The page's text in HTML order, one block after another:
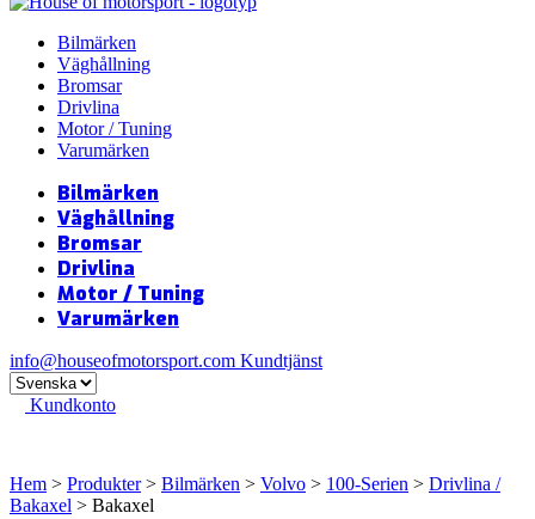
Bilmärken
Väghållning
Bromsar
Drivlina
Motor / Tuning
Varumärken
Bilmärken
Väghållning
Bromsar
Drivlina
Motor / Tuning
Varumärken
info@houseofmotorsport.com Kundtjänst
Kundkonto
Hem > Produkter> Bilmärken > Volvo > 100-Serien > Drivlina /
Bakaxel > Bakaxel